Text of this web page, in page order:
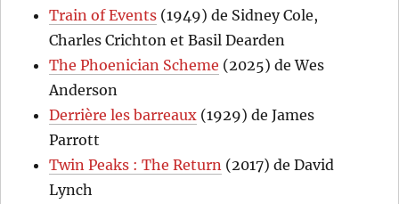
Train of Events (1949) de Sidney Cole,
Charles Crichton et Basil Dearden
The Phoenician Scheme (2025) de Wes
Anderson
Derrière les barreaux (1929) de James
Parrott
Twin Peaks : The Return (2017) de David
Lynch